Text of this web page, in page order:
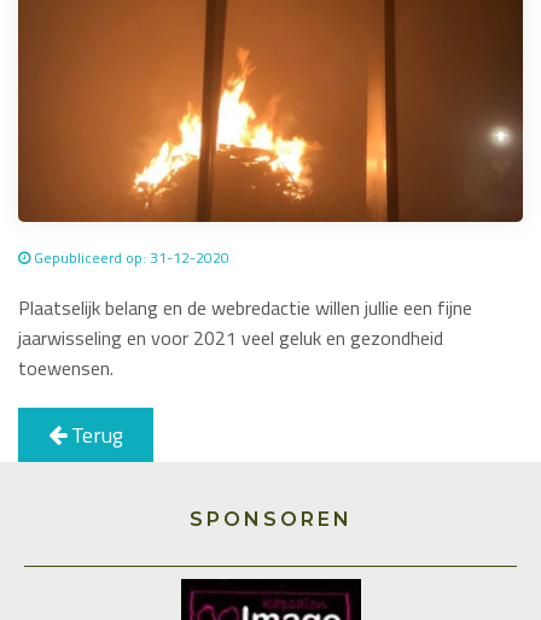
Gepubliceerd op: 31-12-2020
Plaatselijk belang en de webredactie willen jullie een fijne
jaarwisseling en voor 2021 veel geluk en gezondheid
toewensen.
Terug
SPONSOREN